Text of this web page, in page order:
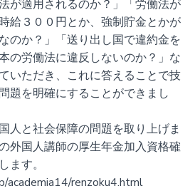
が適用されるのか？」「労働法が
給３００円とか、強制貯金とかが
のか？」「送り出し国で違約金を
の労働法に違反しないのか？」な
いただき、これに答えることで技
題を明確にすることができまし
人と社会保障の問題を取り上げま
外国人講師の厚生年金加入資格確
ます。
academia14/renzoku4.html